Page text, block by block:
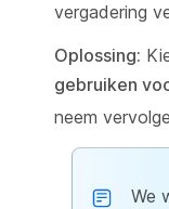
vergadering
Oplossing:
gebruiken
neem
We